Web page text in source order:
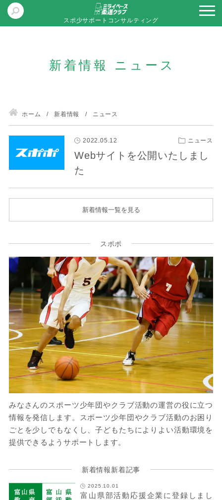
スポ少サポートコンサルティング
新着情報 ニュース
ホーム 新着情報 ニュース
2022.05.12 ニュース
Webサイトを公開いたしまし
た
新着情報一覧を見る
スポポ
みなさんのスポーツ少年団やクラブ活動の運営の役に立つ
情報を発信します。スポーツ少年団やクラブ活動のお困り
ごとを少しでもなくし、子どもたちによりよい活動環境を
提供できるようサポートします。
新着情報新着記事
2025.10.01
富山県部活動応援企業に登録しまし